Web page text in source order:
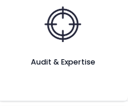
Audit & Expertise